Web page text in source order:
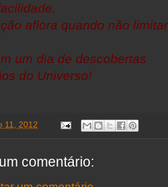
aflora quando não
um dia de descobertas
do Universo!
11, 2012
comentário: